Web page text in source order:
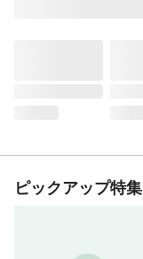
ピックアップ特集